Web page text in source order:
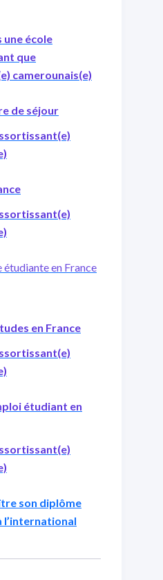
une école
que
camerounais(e)
de séjour
étudiante en France
en France
étudiant en
son diplôme
l’international